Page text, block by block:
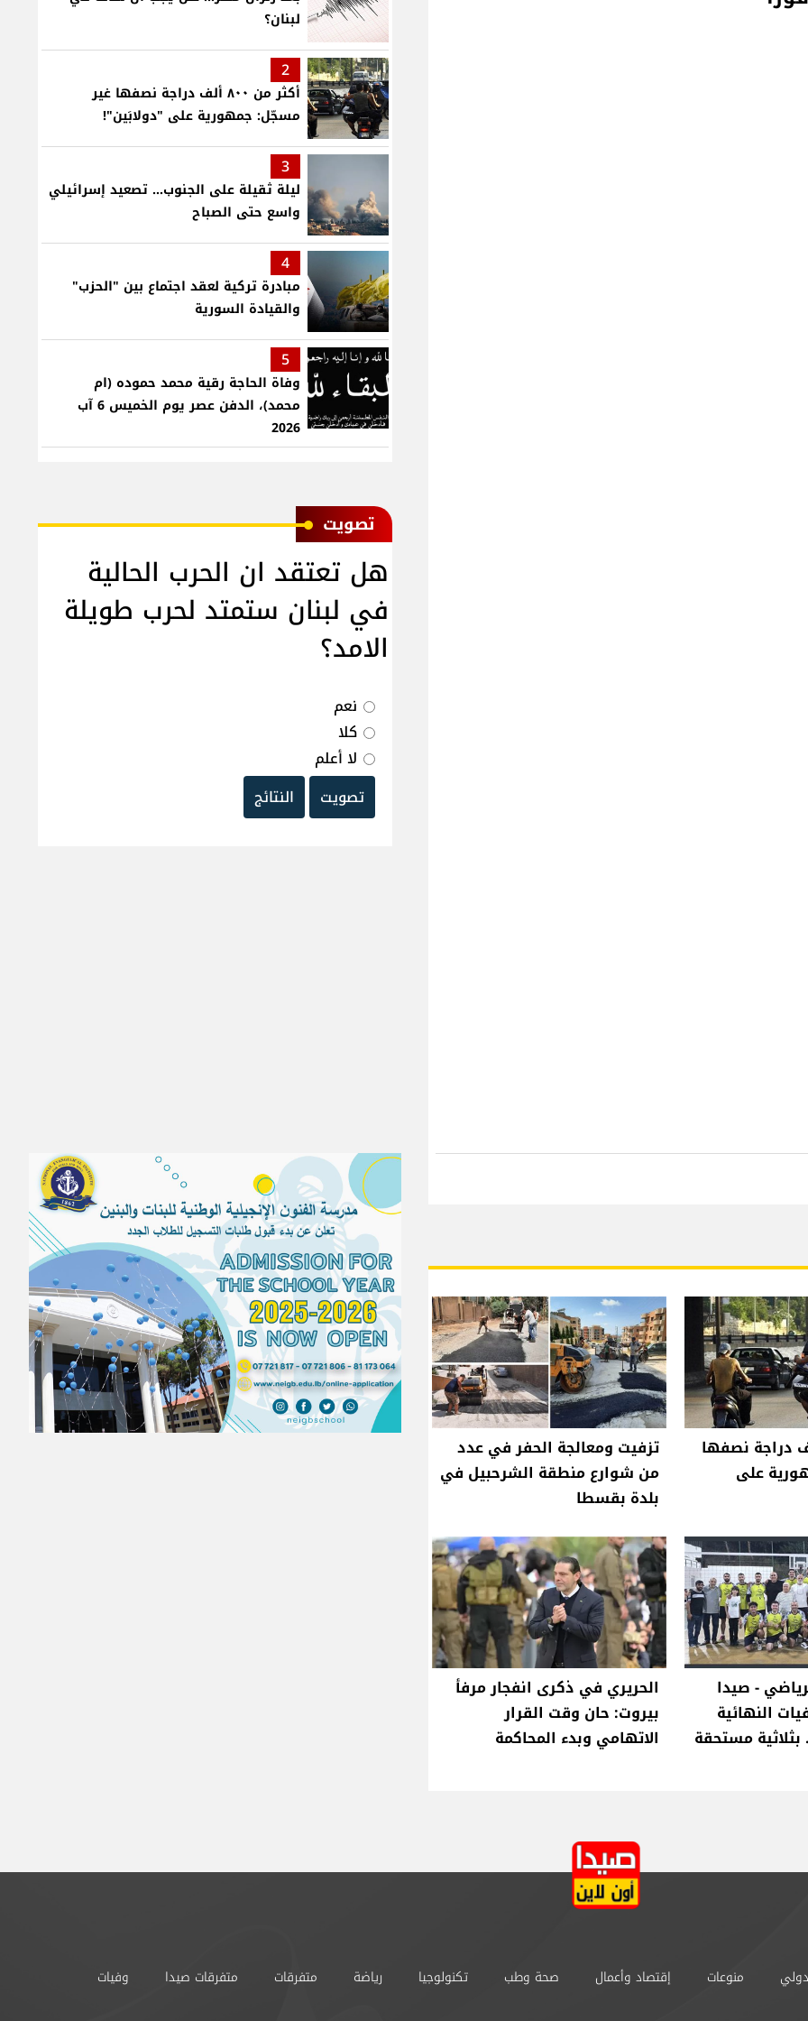
٨٠٠ ألف دراجة نصفها
على
تزفيت ومعالجة الحفر في عدد
من شوارع منطقة الشرحبيل في
بلدة بقسطا
- صيدا
النهائية
بثلاثية مستحقة
الحريري في ذكرى انفجار مرفأ
بيروت: حان وقت القرار
الاتهامي وبدء المحاكمة
لبنان؟
2
أكثر من ٨٠٠ ألف دراجة نصفها غير
مسجّل: جمهورية على "دولابَين"!
3
ليلة ثقيلة على الجنوب... تصعيد إسرائيلي
واسع حتى الصباح
4
مبادرة تركية لعقد اجتماع بين "الحزب"
والقيادة السورية
5
وفاة الحاجة رقية محمد حموده (ام
محمد)، الدفن عصر يوم الخميس 6 آب
2026
ﺗﺼﻮﻳﺖ
هل تعتقد ان الحرب الحالية
في لبنان ستمتد لحرب طويلة
الامد؟
نعم
كلا
لا أعلم
تصويت
النتائج
منوعات إقتصاد وأعمال صحة وطب تكنولوجيا رياضة متفرقات متفرقات صيدا وفيات